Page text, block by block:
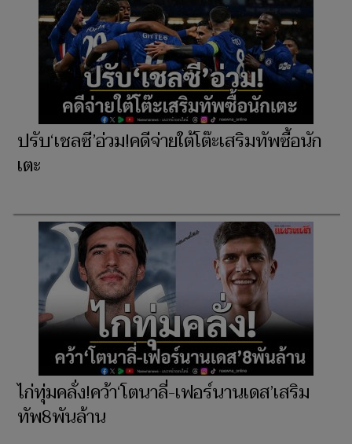
ปรับ‘เชลซี’อ่วม!คดีจ่ายใต้โต๊ะเสริมทัพซื้อนัก
เตะ
ไก่ทุ่มคลั่ง!คว้า‘โตนาลี่-เฟอร์นานเดส’เสริม
ทัพ8พันล้าน